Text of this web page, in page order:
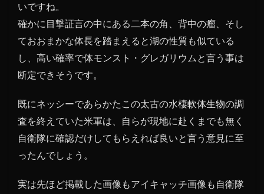
いですね。
確かに目撃証言の中にある二本の角、背中の瘤、そし
ておおまかな体長を踏まえると湖の性質も似ている
し、高い確率で体モンスト・グレガリウムと言う事は
断定できそうです。
既にネッシーであらかたこの太古の水棲軟体生物の調
査を終えていた米軍は、自らが現地に赴くまでも無く
自衛隊に確認だけしてもらえれば良いと言う意見に至
ったんでしょう。
実は先ほど掲載した画像もアイキャッチ画像も自衛隊